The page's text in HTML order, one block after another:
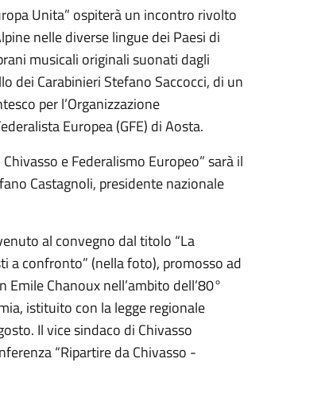
Unita” ospiterà un incontro rivolto
nelle diverse lingue dei Paesi di
musicali originali suonati dagli
dei Carabinieri Stefano Saccocci, di un
per l’Organizzazione
Europea (GFE) di Aosta.
e Federalismo Europeo” sarà il
Castagnoli, presidente nazionale
al convegno dal titolo “La
a confronto” (nella foto), promosso ad
Chanoux nell’ambito dell’80°
istituito con la legge regionale
Il vice sindaco di Chivasso
“Ripartire da Chivasso -